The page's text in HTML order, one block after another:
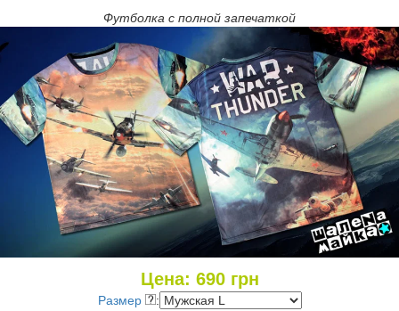
Футболка с полной запечаткой
Цена: 690грн
Размер :